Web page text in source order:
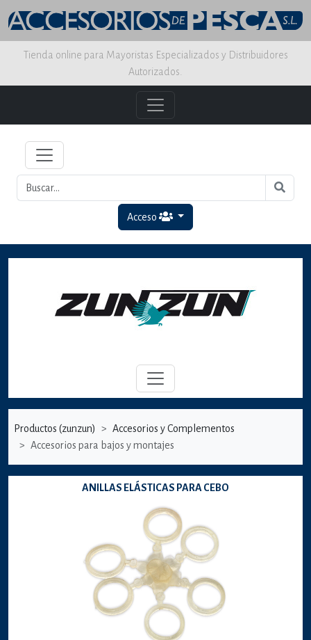
Tienda online para Mayoristas Especializados y Distribuidores
Autorizados.
Acceso
Productos (zunzun)
Accesorios y Complementos
Accesorios para bajos y montajes
ANILLAS ELÁSTICAS PARA CEBO